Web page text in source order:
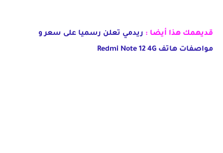
قديهمك هذا أيضا : ريدمي تعلن رسميا على سعر و
مواصفات هاتف Redmi Note 12 4G